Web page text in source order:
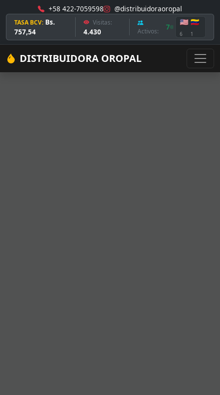
+58 422-7059598 @distribuidoraoropal
TASA BCV: Bs.
757,54
Visitas:
4.430 Activos: 7
🇺🇸
6
🇻🇪
1
DISTRIBUIDORA OROPAL